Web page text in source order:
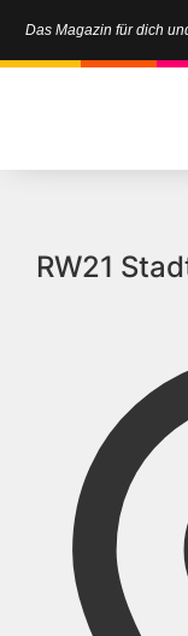
Das Magazin für dich
RW21